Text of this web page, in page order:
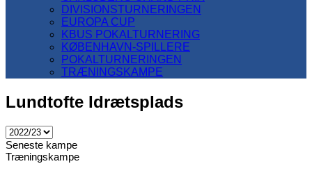
DIVISIONSTURNERINGEN
EUROPA CUP
KBUS POKALTURNERING
KØBENHAVN-SPILLERE
POKALTURNERINGEN
TRÆNINGSKAMPE
Lundtofte Idrætsplads
Seneste kampe
Træningskampe